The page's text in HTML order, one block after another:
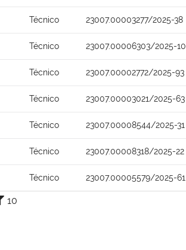
Técnico 23007.00003277/2025-38
Técnico 23007.00006303/2025-10
Técnico 23007.00002772/2025-93
Técnico 23007.00003021/2025-63
Técnico 23007.00008544/2025-31
Técnico 23007.00008318/2025-22
Técnico 23007.00005579/2025-61
10